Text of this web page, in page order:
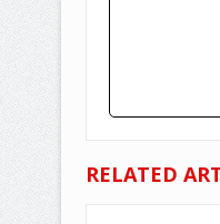
RELATED